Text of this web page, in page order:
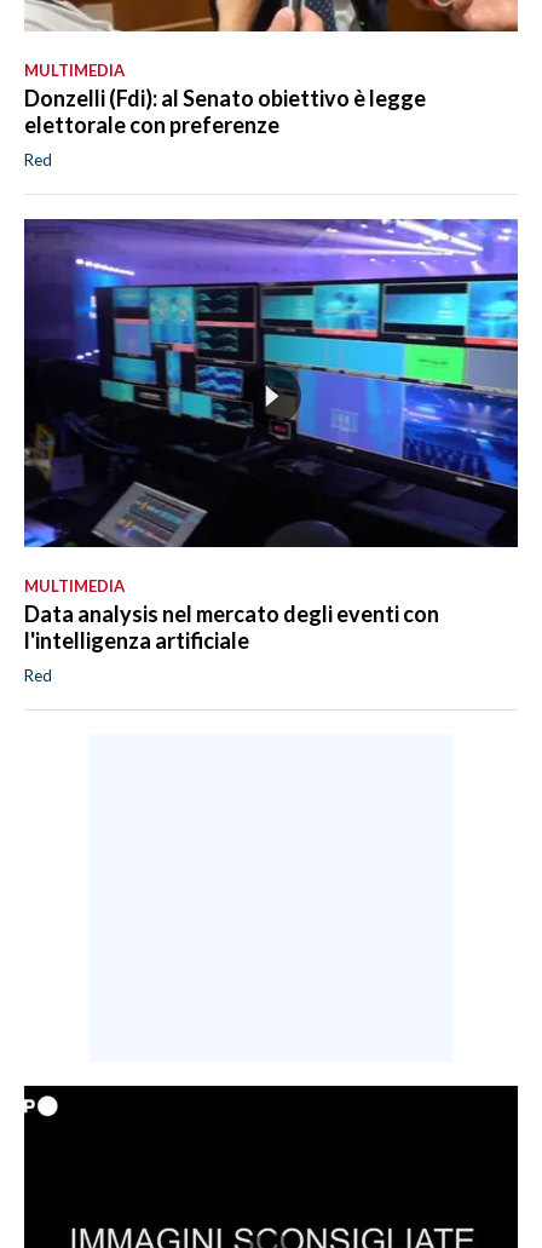
MULTIMEDIA
Donzelli (Fdi): al Senato obiettivo è legge
elettorale con preferenze
Red
MULTIMEDIA
Data analysis nel mercato degli eventi con
l'intelligenza artificiale
Red